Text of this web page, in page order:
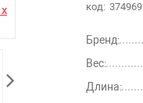
код: 374969
Бренд:
Вес:
Длина: